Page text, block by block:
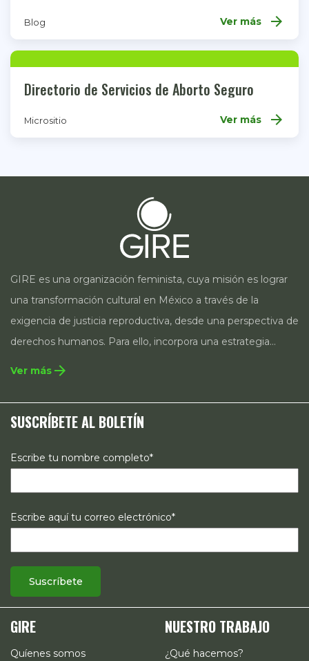
Blog Ver más arrow_forward
Directorio de Servicios de Aborto Seguro
Micrositio Ver más arrow_forward
GIRE es una organización feminista, cuya misión es lograr
una transformación cultural en México a través de la
exigencia de justicia reproductiva, desde una perspectiva de
derechos humanos. Para ello, incorpora una estrategia
integral que contempla la incidencia en legislación y
estrategias de comunicación e investigación sobre el
estado de los derechos reproductivos en México.
Ver más arrow_forward
SUSCRÍBETE AL BOLETÍN
Escribe tu nombre completo*
Escribe aquí tu correo electrónico*
GIRE
Quíenes somos
NUESTRO TRABAJO
¿Qué hacemos?